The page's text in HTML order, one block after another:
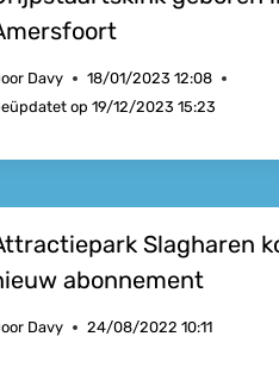
Davy
18/01/2023 12:08
op 19/12/2023 15:23
Slagharen
abonnement
Davy 24/08/2022 10:11